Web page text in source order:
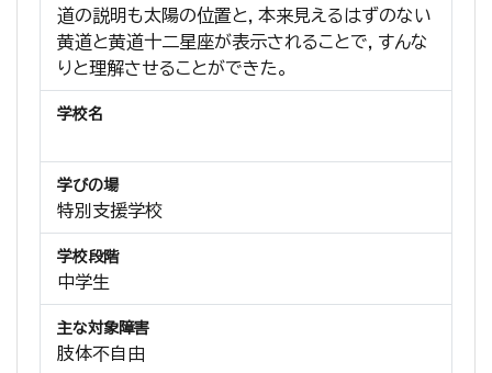
道の説明も太陽の位置と，本来見えるはずのない
黄道と黄道十二星座が表示されることで，すんな
りと理解させることができた。
学校名
学びの場
特別支援学校
学校段階
中学生
主な対象障害
肢体不自由